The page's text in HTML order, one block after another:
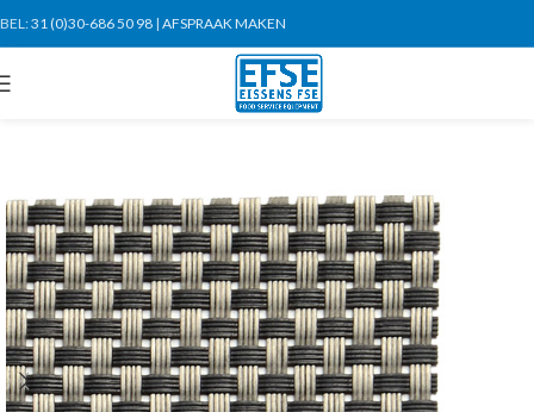
BEL:31 (0)30-686 50 98 | AFSPRAAK MAKEN